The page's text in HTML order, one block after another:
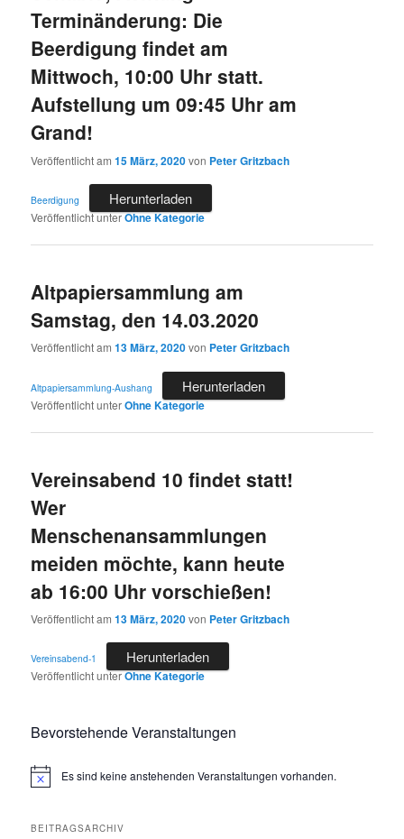
Terminänderung: Die
Beerdigung findet am
Mittwoch, 10:00 Uhr statt.
Aufstellung um 09:45 Uhr am
Grand!
Veröffentlicht am15 März, 2020von Peter Gritzbach
Beerdigung Herunterladen
Veröffentlicht unterOhne Kategorie
Altpapiersammlung am
Samstag, den 14.03.2020
Veröffentlicht am13 März, 2020von Peter Gritzbach
Altpapiersammlung-Aushang Herunterladen
Veröffentlicht unterOhne Kategorie
Vereinsabend 10 findet statt!
Wer
Menschenansammlungen
meiden möchte, kann heute
ab 16:00 Uhr vorschießen!
Veröffentlicht am13 März, 2020von Peter Gritzbach
Vereinsabend-1 Herunterladen
Veröffentlicht unterOhne Kategorie
Bevorstehende Veranstaltungen
HinweisEs sind keine anstehenden Veranstaltungen vorhanden.
BEITRAGSARCHIV